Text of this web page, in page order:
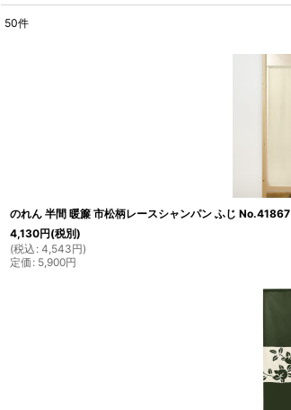
50件
のれん 半間 暖簾 市松柄レースシャンパン ふじ No.41867
4,130円(税別)
(税込 : 4,543円)
定価 : 5,900円